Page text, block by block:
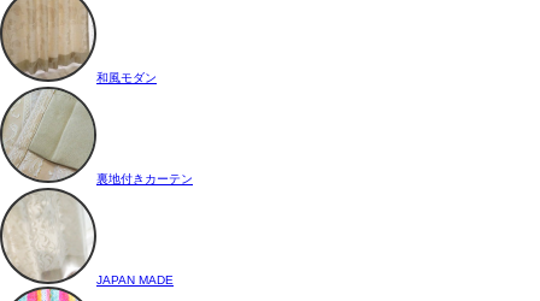
和風モダン
裏地付きカーテン
JAPAN MADE